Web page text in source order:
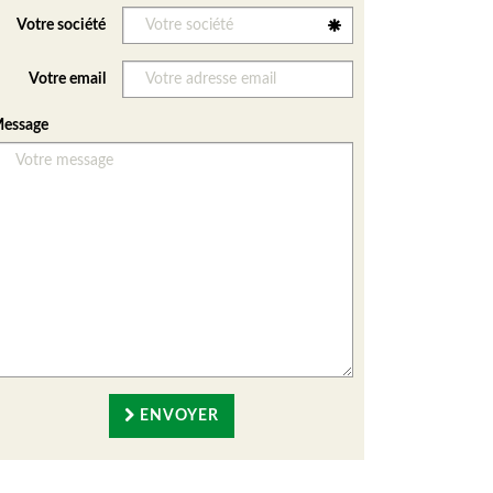
Votre société
Votre email
ENVOYER